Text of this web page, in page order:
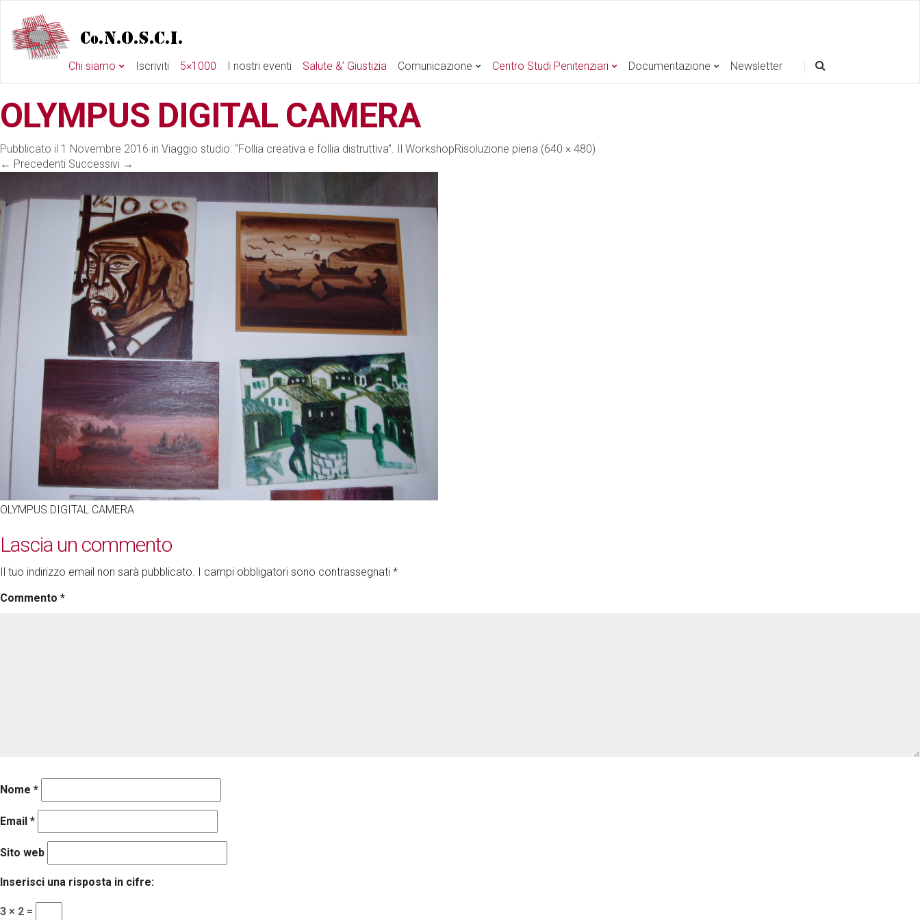
Chi siamo Iscriviti 5×1000 I nostri eventi Salute &’ Giustizia Comunicazione Centro Studi Penitenziari Documentazione Newsletter
OLYMPUS DIGITAL CAMERA
Pubblicato il 1 Novembre 2016 in Viaggio studio: “Follia creativa e follia distruttiva”. Il WorkshopRisoluzione piena (640 × 480)
← Precedenti Successivi →
OLYMPUS DIGITAL CAMERA
Lascia un commento
Il tuo indirizzo email non sarà pubblicato. I campi obbligatori sono contrassegnati *
Commento *
Nome *
Email *
Sito web
Inserisci una risposta in cifre:
3 × 2 =